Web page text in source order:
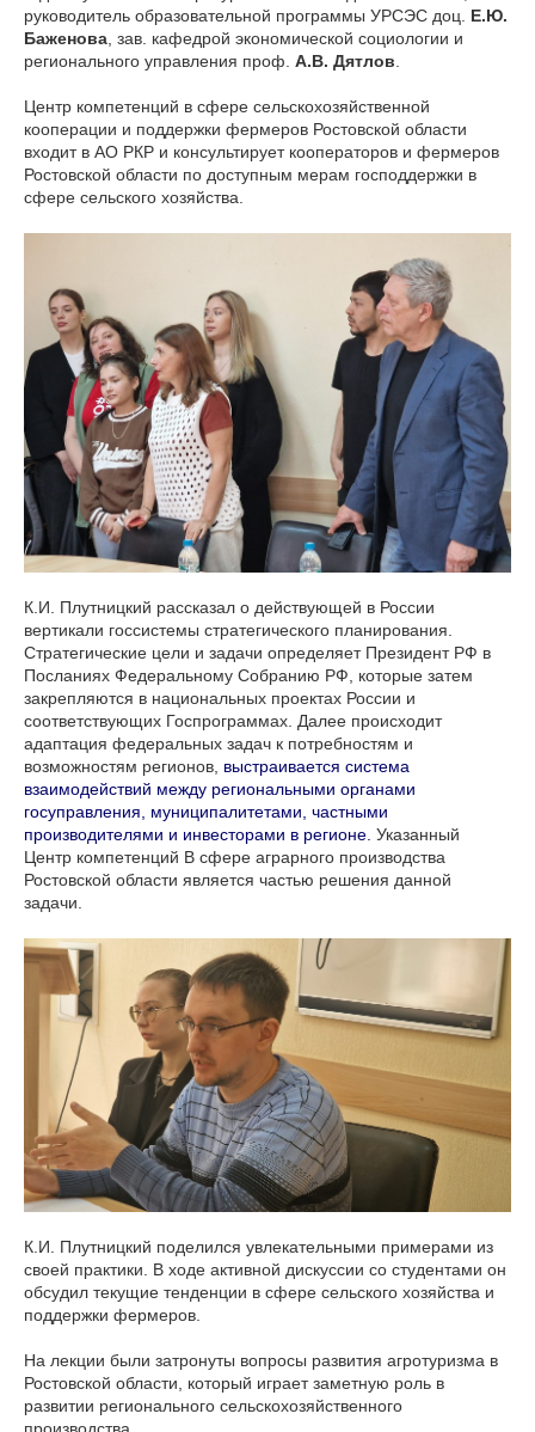
руководитель образовательной программы УРСЭС доц. Е.Ю.
Баженова , зав. кафедрой экономической социологии и
регионального управления проф. А.В. Дятлов
Центр компетенций в сфере сельскохозяйственной
кооперации и поддержки фермеров Ростовской области
входит в АО РКР и консультирует кооператоров и фермеров
Ростовской области по доступным мерам господдержки в
сфере сельского хозяйства.
К.И. Плутницкий рассказал о действующей в России
вертикали госсистемы стратегического планирования.
Стратегические цели и задачи определяет Президент РФ в
Посланиях Федеральному Собранию РФ, которые затем
закрепляются в национальных проектах России и
соответствующих Госпрограммах. Далее происходит
адаптация федеральных задач к потребностям и
возможностям регионов, выстраивается система
взаимодействий между региональными органами
госуправления, муниципалитетами, частными
производителями и инвесторами в регионе. Указанный
Центр компетенций В сфере аграрного производства
Ростовской области является частью решения данной
задачи.
К.И. Плутницкий поделился увлекательными примерами из
своей практики. В ходе активной дискуссии со студентами он
обсудил текущие тенденции в сфере сельского хозяйства и
поддержки фермеров.
На лекции были затронуты вопросы развития агротуризма в
Ростовской области, который играет заметную роль в
развитии регионального сельскохозяйственного